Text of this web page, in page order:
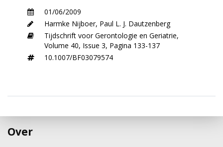
01/06/2009
Harmke Nijboer, Paul L. J. Dautzenberg
Tijdschrift voor Gerontologie en Geriatrie,
Volume 40, Issue 3, Pagina 133-137
10.1007/BF03079574
Over